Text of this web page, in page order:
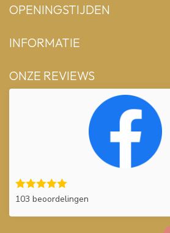
OPENINGSTIJDEN
INFORMATIE
ONZE REVIEWS
103 beoordelingen